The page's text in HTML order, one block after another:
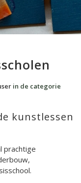
Aktueel
Contact
in de categorie
kunstlessen
prachtige